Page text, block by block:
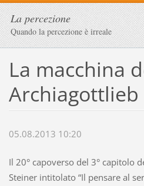
La percezione
Quando la percezione è irreale
La macchina
Archiagottlieb
05.08.2013 10:20
Il 20° capoverso del 3° capitolo
Steiner intitolato “Il pensare al